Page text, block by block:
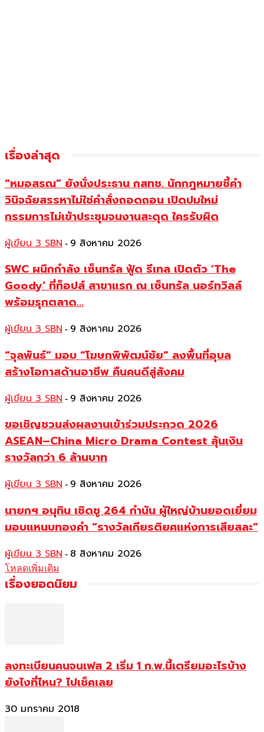
เรื่องล่าสุด
“หมอสรณ” ยังนั่งประธาน กสทช. นักกฎหมายชี้คำ
วินิจฉัยสรรหาไม่ใช่คำสั่งถอดถอน เปิดปมใหม่
กรรมการไม่เข้าประชุมจนงานสะดุด ใครรับผิด
ผู้เขียน 3 SBN - 9 สิงหาคม 2026
SWC ผนึกกำลัง เซ็นทรัล ฟู้ด รีเทล เปิดตัว ‘The
Goody’ ที่ท็อปส์ สาขาแรก ณ เซ็นทรัล นอร์ทวิลล์
พร้อมรุกตลาด...
ผู้เขียน 3 SBN - 9 สิงหาคม 2026
“จุลพันธ์” มอบ “โฆษกพิพัฒน์ชัย” ลงพื้นที่อุบล
สร้างโอกาสด้านอาชีพ คืนคนดีสู่สังคม
ผู้เขียน 3 SBN - 9 สิงหาคม 2026
ขอเชิญชวนส่งผลงานเข้าร่วมประกวด 2026
ASEAN–China Micro Drama Contest ลุ้นเงิน
รางวัลกว่า 6 ล้านบาท
ผู้เขียน 3 SBN - 9 สิงหาคม 2026
นายกฯ อนุทิน เชิดชู 264 กำนัน ผู้ใหญ่บ้านยอดเยี่ยม
มอบแหนบทองคำ “รางวัลเกียรติยศแห่งการเสียสละ”
ผู้เขียน 3 SBN - 8 สิงหาคม 2026
โหลดเพิ่มเติม
เรื่องยอดนิยม
ลงทะเบียนคนจนเฟส 2 เริ่ม 1 ก.พ.นี้เตรียมอะไรบ้าง
ยังไงที่ไหน? ไปเช็คเลย
30 มกราคม 2018